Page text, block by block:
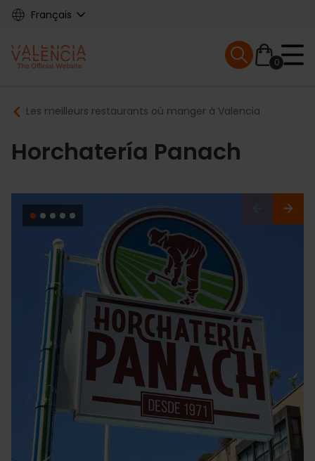
Skip
content
Français
Main
navigation
0
Mobile menu
Breadcrumb
Les meilleurs restaurants où manger à Valencia
Horchatería Panach